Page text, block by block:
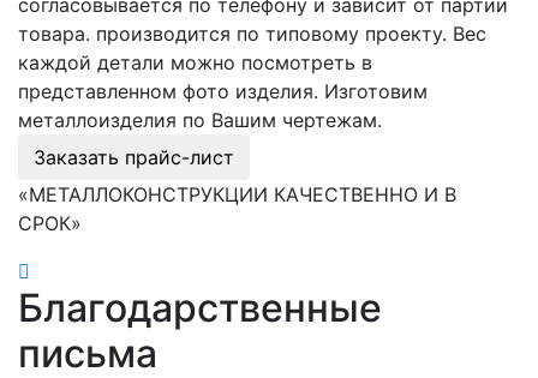
товара. производится по типовому проекту. Вес
каждой детали можно посмотреть в
представленном фото изделия. Изготовим
металлоизделия по Вашим чертежам.
Заказать прайс-лист
«МЕТАЛЛОКОНСТРУКЦИИ КАЧЕСТВЕННО И В
СРОК»
Благодарственные
письма